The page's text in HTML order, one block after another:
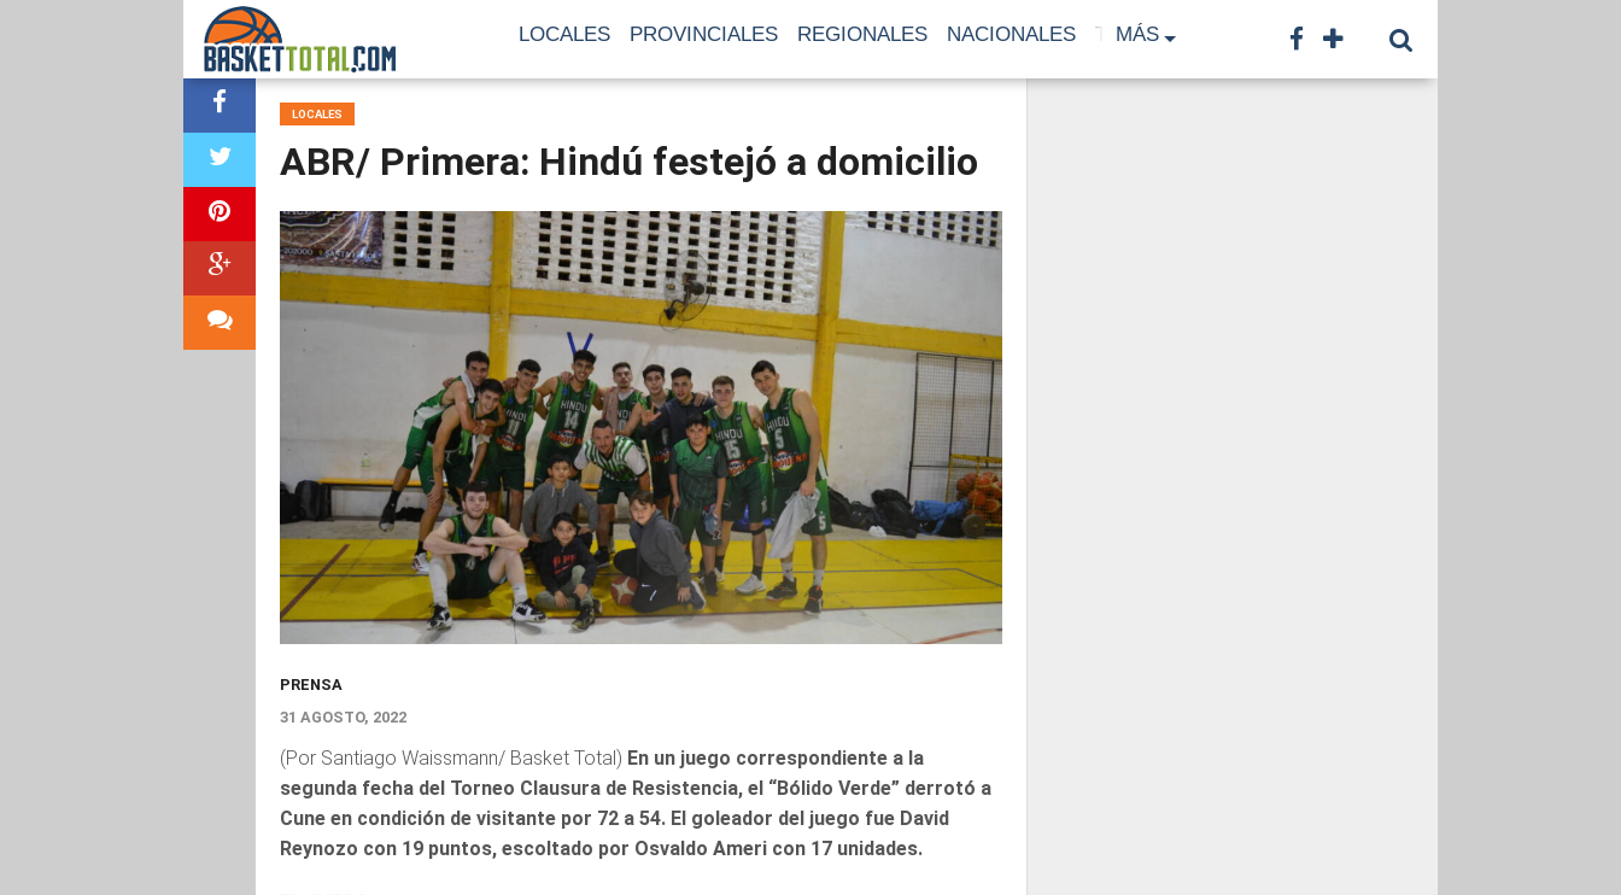
LOCALES PROVINCIALES REGIONALES NACIONALES TF TNA CONTACTO
MÁS
LOCALES
ABR/ Primera: Hindú festejó a domicilio
PRENSA
31 AGOSTO, 2022
(Por Santiago Waissmann/ Basket Total) En un juego correspondiente a la
segunda fecha del Torneo Clausura de Resistencia, el “Bólido Verde” derrotó a
Cune en condición de visitante por 72 a 54. El goleador del juego fue David
Reynozo con 19 puntos, escoltado por Osvaldo Ameri con 17 unidades.